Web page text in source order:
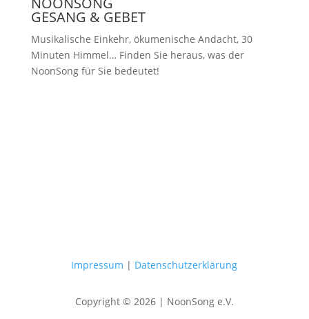
GESANG & GEBET
Musikalische Einkehr, ökumenische Andacht, 30
Minuten Himmel… Finden Sie heraus, was der
NoonSong für Sie bedeutet!
Impressum | Datenschutzerklärung
Copyright © 2026 | NoonSong e.V.